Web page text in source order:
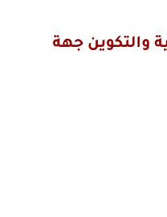
والتكوين جهة